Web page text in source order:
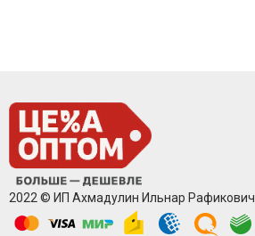
2022 © ИП Ахмадулин Ильнар Рафикович